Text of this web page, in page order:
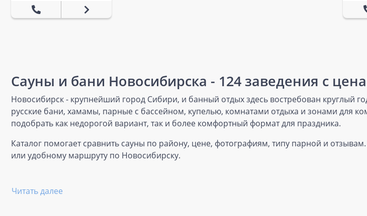
Сауны и бани Новосибирска - 124 заведения с
Новосибирск - крупнейший город Сибири, и банный отдых здесь востребован круглый
русские бани, хамамы, парные с бассейном, купелью, комнатами отдыха и зонами для
подобрать как недорогой вариант, так и более комфортный формат для праздника.
Каталог помогает сравнить сауны по району, цене, фотографиям, типу парной и
или удобному маршруту по Новосибирску.
Читать далее